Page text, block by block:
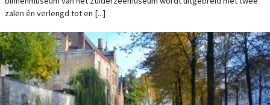
zalen én verlengd tot en [...]